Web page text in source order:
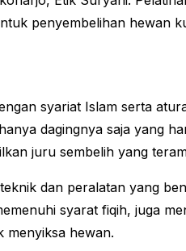
penyembelihan hewan
syariat Islam serta
dagingnya saja yang
juru sembelih yang
dan peralatan yang
syarat fiqih, juga
menyiksa hewan​.